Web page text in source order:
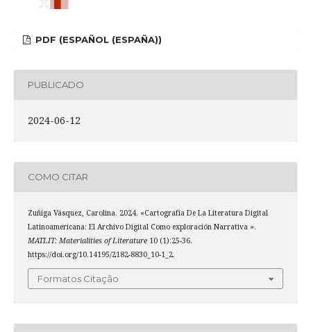
PDF (ESPAÑOL (ESPAÑA))
PUBLICADO
2024-06-12
COMO CITAR
Zuñiga Vásquez, Carolina. 2024. «Cartografía De La Literatura Digital
Latinoamericana: El Archivo Digital Como exploración Narrativa ».
MATLIT: Materialities of Literature10 (1):25-36.
https://doi.org/10.14195/2182-8830_10-1_2.
Formatos Citação